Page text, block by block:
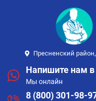
Пресненский
Напишите нам в
Мы онлайн
8 (800) 301-98-